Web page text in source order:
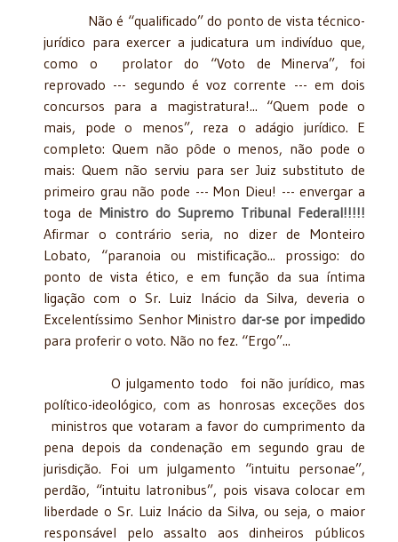
Não é “qualificado” do ponto de vista técnico-
jurídico para exercer a judicatura um indivíduo que,
como o prolator do “Voto de Minerva”, foi
reprovado --- segundo é voz corrente --- em dois
concursos para a magistratura!... “Quem pode o
mais, pode o menos”, reza o adágio jurídico. E
completo: Quem não pôde o menos, não pode o
mais: Quem não serviu para ser Juiz substituto de
primeiro grau não pode --- Mon Dieu! --- envergar a
toga de Ministro do Supremo Tribunal Federal!!!!!
Afirmar o contrário seria, no dizer de Monteiro
Lobato, “paranoia ou mistificação... prossigo: do
ponto de vista ético, e em função da sua íntima
ligação com o Sr. Luiz Inácio da Silva, deveria o
Excelentíssimo Senhor Ministro dar-se por impedido
para proferir o voto. Não no fez. “Ergo”...
O julgamento todo foi não jurídico, mas
político-ideológico, com as honrosas exceções dos
ministros que votaram a favor do cumprimento da
pena depois da condenação em segundo grau de
jurisdição. Foi um julgamento “intuitu personae”,
perdão, “intuitu latronibus”, pois visava colocar em
liberdade o Sr. Luiz Inácio da Silva, ou seja, o maior
responsável pelo assalto aos dinheiros públicos